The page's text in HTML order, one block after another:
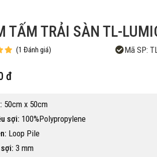
TẤM TRẢI SÀN TL-
(1 Đánh giá) Mã SP:
đ
50cm x 50cm
sợi: 100%Polypropylene
Loop Pile
3 mm